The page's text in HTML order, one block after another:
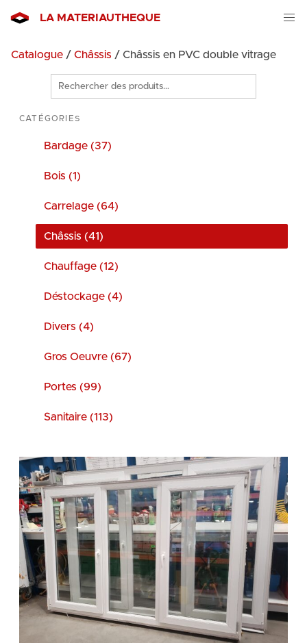
LA MATERIAUTHEQUE
Catalogue / Châssis / Châssis en PVC double vitrage
Rechercher
des
produits
CATÉGORIES
Bardage (37)
Bois (1)
Carrelage (64)
Châssis (41)
Chauffage (12)
Déstockage (4)
Divers (4)
Gros Oeuvre (67)
Portes (99)
Sanitaire (113)